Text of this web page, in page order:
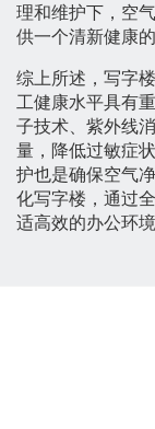
理和维护下，空
供一个清新健康
综上所述，写字
工健康水平具有
子技术、紫外线
量，降低过敏症
护也是确保空气
化写字楼，通过
适高效的办公环